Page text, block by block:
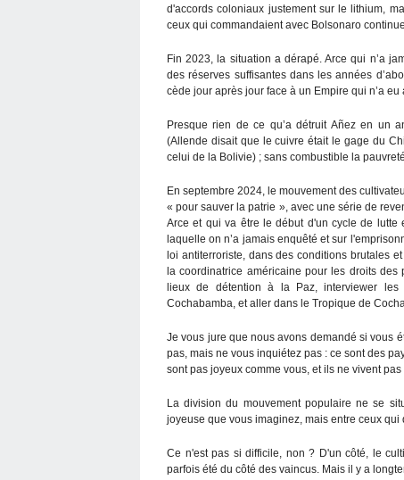
d'accords coloniaux justement sur le lithium,
ceux qui commandaient avec Bolsonaro
Fin 2023, la situation a dérapé. Arce qui n’a
des réserves suffisantes dans les années
cède jour après jour face à un Empire qui n’a
Presque rien de ce qu’a détruit Añez en un
(Allende disait que le cuivre était le gage du
celui de la Bolivie) ; sans combustible la
En septembre 2024, le mouvement des
« pour sauver la patrie », avec une série de
Arce et qui va être le début d'un cycle de
laquelle on n’a jamais enquêté et sur
loi antiterroriste, dans des conditions brutales
la coordinatrice américaine pour les droits
lieux de détention à la Paz, interviewer
Cochabamba, et aller dans le Tropique de
Je vous jure que nous avons demandé si vous
pas, mais ne vous inquiétez pas : ce sont des
sont pas joyeux comme vous, et ils ne vivent
La division du mouvement populaire ne se
joyeuse que vous imaginez, mais entre ceux
Ce n'est pas si difficile, non ? D'un côté, le
parfois été du côté des vaincus. Mais il y a